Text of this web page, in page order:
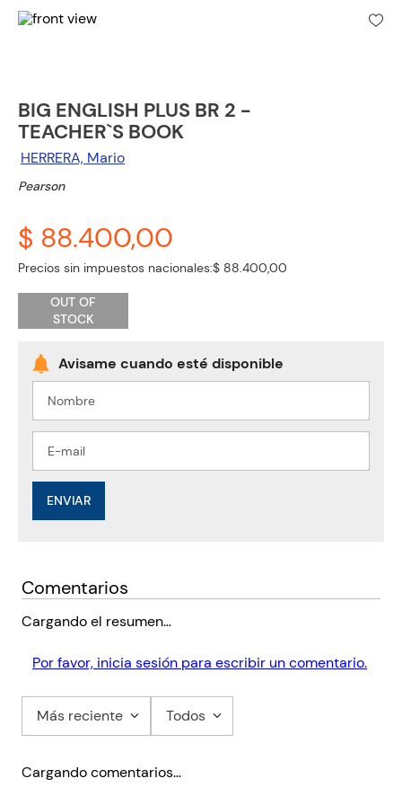
BIG ENGLISH PLUS BR 2 -
TEACHER`S BOOK
HERRERA, Mario
Pearson
$ 88.400,00
Precios sin impuestos nacionales:$ 88.400,00
OUT OF
STOCK
ENVIAR
Comentarios
Cargando el resumen…
Por favor, inicia sesión para escribir un comentario.
Más reciente Todos
Cargando comentarios…